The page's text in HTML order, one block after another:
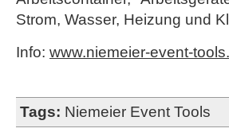
Strom, Wasser, Heizung und
Info: www.niemeier-event-
Tags: Niemeier Event Tools